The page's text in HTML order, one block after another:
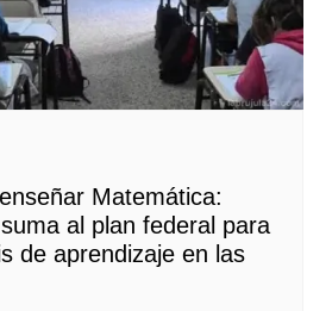
Matemática:
al plan federal para
de aprendizaje en las